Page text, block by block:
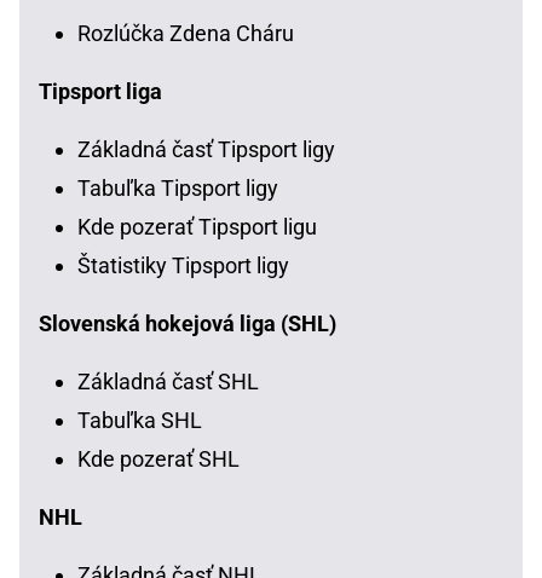
Rozlúčka Zdena Cháru
Tipsport liga
Základná časť Tipsport ligy
Tabuľka Tipsport ligy
Kde pozerať Tipsport ligu
Štatistiky Tipsport ligy
Slovenská hokejová liga (SHL)
Základná časť SHL
Tabuľka SHL
Kde pozerať SHL
NHL